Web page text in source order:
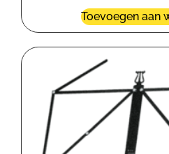
Toevoegen aan